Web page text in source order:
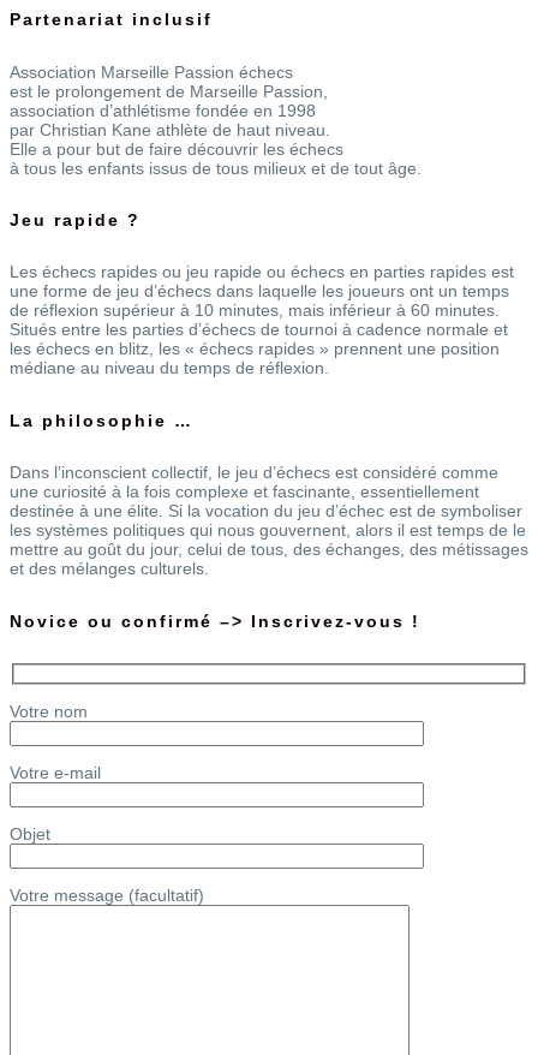
Partenariat inclusif
Association Marseille Passion échecs
est le prolongement de Marseille Passion,
association d’athlétisme fondée en 1998
par Christian Kane athlète de haut niveau.
Elle a pour but de faire découvrir les échecs
à tous les enfants issus de tous milieux et de tout âge.
Jeu rapide ?
Les échecs rapides ou jeu rapide ou échecs en parties rapides est
une forme de jeu d’échecs dans laquelle les joueurs ont un temps
de réflexion supérieur à 10 minutes, mais inférieur à 60 minutes.
Situés entre les parties d’échecs de tournoi à cadence normale et
les échecs en blitz, les « échecs rapides » prennent une position
médiane au niveau du temps de réflexion.
La philosophie …
Dans l’inconscient collectif, le jeu d’échecs est considéré comme
une curiosité à la fois complexe et fascinante, essentiellement
destinée à une élite. Si la vocation du jeu d’échec est de symboliser
les systèmes politiques qui nous gouvernent, alors il est temps de le
mettre au goût du jour, celui de tous, des échanges, des métissages
et des mélanges culturels.
Novice ou confirmé –> Inscrivez-vous !
Votre nom
Votre e-mail
Objet
Votre message (facultatif)